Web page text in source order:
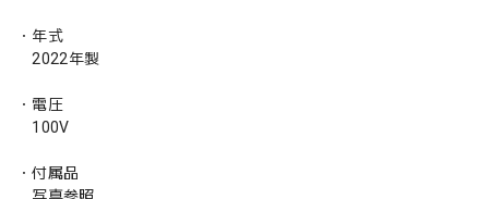
・年式
2022年製
・電圧
100V
・付属品